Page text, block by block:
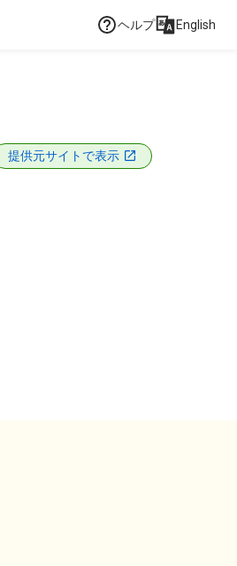
ヘルプ English
提供元サイトで表示